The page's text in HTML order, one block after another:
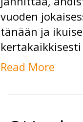
vuoden
tänään ja
Read More